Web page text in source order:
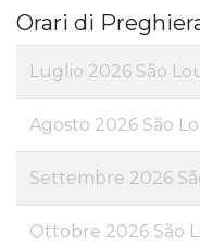
Orari di
Luglio 2026 São
Agosto 2026 São
Settembre 2026
Ottobre 2026 São